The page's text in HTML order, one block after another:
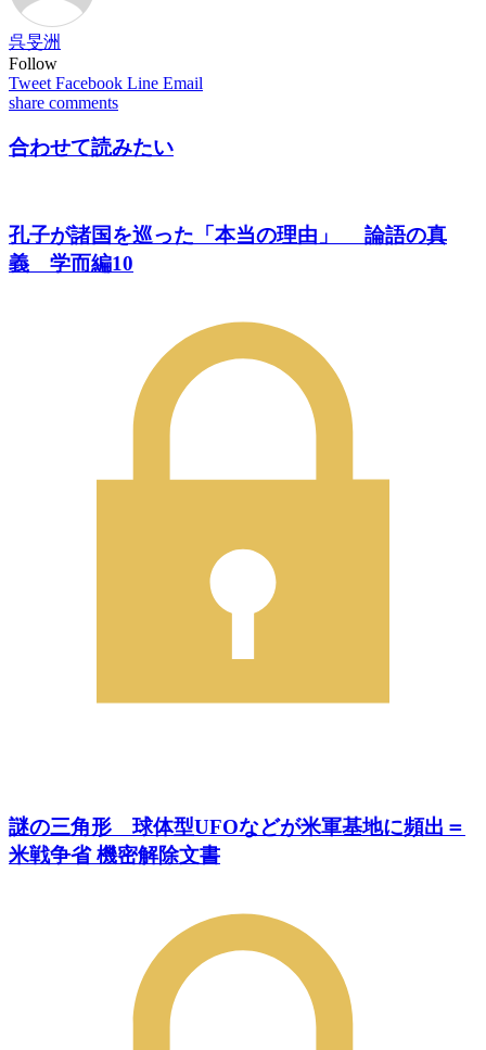
呉旻洲
Follow
Tweet Facebook Line Email
share comments
合わせて読みたい
孔子が諸国を巡った「本当の理由」 論語の真
義 学而編10
謎の三角形 球体型UFOなどが米軍基地に頻出＝
米戦争省 機密解除文書